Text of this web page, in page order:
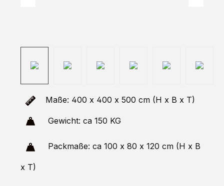
Maße: 400 x 400 x 500 cm (H x B x T)
Gewicht: ca 150 KG
Packmaße: ca 100 x 80 x 120 cm (H x B
x T)